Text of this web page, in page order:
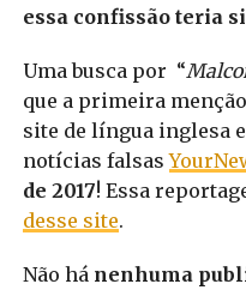
essa confissão teria
Uma busca por “
que a primeira
site de língua inglesa
notícias falsas
de 2017! Essa
desse site.
Não há nenhuma